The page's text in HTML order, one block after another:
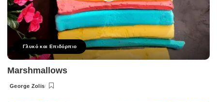
Γλυκό και Επιδόρπιο
Marshmallows
Posted
George Zolis